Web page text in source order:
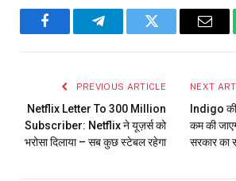
FacebookTelegramTwitter
PREVIOUS ARTICLE
Netflix Letter To 300 Million
Subscriber: Netflix ने यूज़र्स को
भरोसा दिलाया – सब कुछ स्टेबल रहेगा
NEXT
Indigo
कम की
सरकार